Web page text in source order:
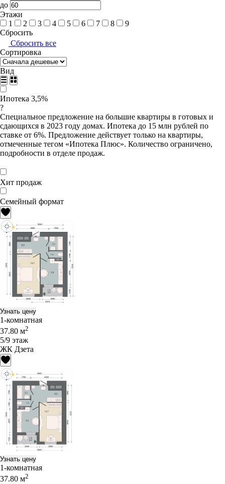
до
Этажи
1
2 3 4 5 6 7 8
9
Сбросить
Сбросить все
Сортировка
Вид
Ипотека 3,5%
?
Специальное предложение на большие квартиры в готовых и
сдающихся в 2023 году домах. Ипотека до 15 млн рублей по
ставке от 6%. Предложение действует только на квартиры,
отмеченные тегом «Ипотека Плюс». Количество ограничено,
подробности в отделе продаж.
Хит продаж
Семейный формат
Узнать цену
1-комнатная
37.80 м2
5/9 этаж
ЖК Дзета
Узнать цену
1-комнатная
37.80 м2